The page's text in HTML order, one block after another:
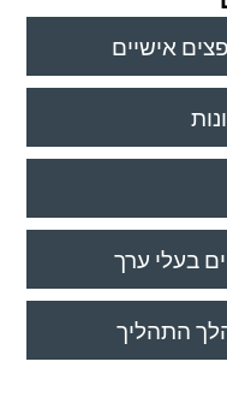
אישיים
בעלי ערך
התהליך